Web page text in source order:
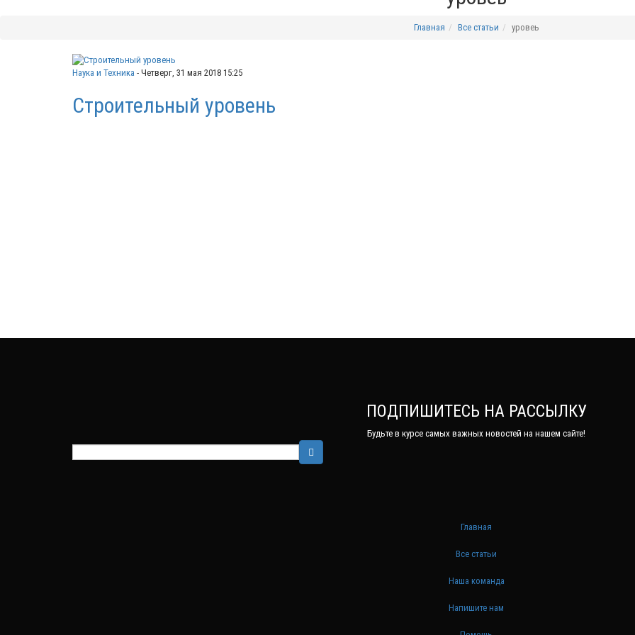
Главная Все статьи уровеь
Наука и Техника - Четверг, 31 мая 2018 15:25
Строительный уровень
ПОДПИШИТЕСЬ НА РАССЫЛКУ
Будьте в курсе самых важных новостей на нашем сайте!
Главная
Все статьи
Наша команда
Напишите нам